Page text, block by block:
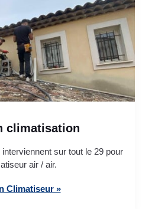
climatisation
sur tout le 29 pour
air / air.
Climatiseur »